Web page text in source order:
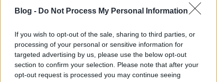
Blog - Do Not Process My Personal Information
If you wish to opt-out of the sale, sharing to third parties, or
processing of your personal or sensitive information for
targeted advertising by us, please use the below opt-out
section to confirm your selection. Please note that after your
opt-out request is processed you may continue seeing
dolgozói szegénység által leginkább érintett,
megnevezni,…